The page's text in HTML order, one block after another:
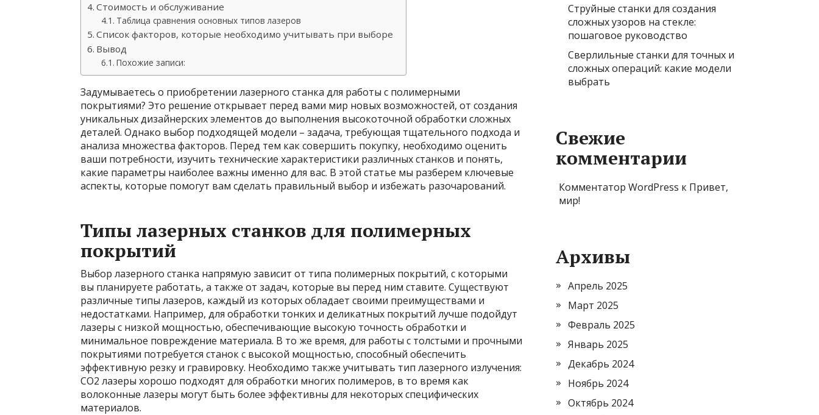
Стоимость и обслуживание
Таблица сравнения основных типов лазеров
Список факторов, которые необходимо учитывать при выборе
Вывод
Похожие записи:
Задумываетесь о приобретении лазерного станка для работы с полимерными
покрытиями? Это решение открывает перед вами мир новых возможностей, от создания
уникальных дизайнерских элементов до выполнения высокоточной обработки сложных
деталей. Однако выбор подходящей модели – задача, требующая тщательного подхода и
анализа множества факторов. Перед тем как совершить покупку, необходимо оценить
ваши потребности, изучить технические характеристики различных станков и понять,
какие параметры наиболее важны именно для вас. В этой статье мы разберем ключевые
аспекты, которые помогут вам сделать правильный выбор и избежать разочарований.
Типы лазерных станков для полимерных
покрытий
Выбор лазерного станка напрямую зависит от типа полимерных покрытий, с которыми
вы планируете работать, а также от задач, которые вы перед ним ставите. Существуют
различные типы лазеров, каждый из которых обладает своими преимуществами и
недостатками. Например, для обработки тонких и деликатных покрытий лучше подойдут
лазеры с низкой мощностью, обеспечивающие высокую точность обработки и
минимальное повреждение материала. В то же время, для работы с толстыми и прочными
покрытиями потребуется станок с высокой мощностью, способный обеспечить
эффективную резку и гравировку. Необходимо также учитывать тип лазерного излучения:
CO2 лазеры хорошо подходят для обработки многих полимеров, в то время как
волоконные лазеры могут быть более эффективны для некоторых специфических
материалов.
Струйные станки для создания
сложных узоров на стекле:
пошаговое руководство
Сверлильные станки для точных и
сложных операций: какие модели
выбрать
Свежие
комментарии
Комментатор WordPress к Привет,
мир!
Архивы
Апрель 2025
Март 2025
Февраль 2025
Январь 2025
Декабрь 2024
Ноябрь 2024
Октябрь 2024